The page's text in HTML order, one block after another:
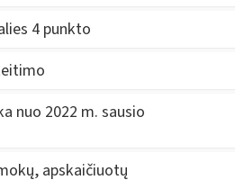
4 punkto
nuo 2022 m. sausio
apskaičiuotų